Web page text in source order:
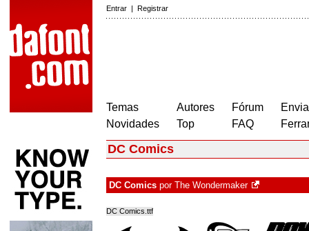
Entrar | Registrar
Temas
Novidades
Autores
Top
Fórum
FAQ
DC Comics
DC Comics por The Wondermaker
DC Comics.ttf